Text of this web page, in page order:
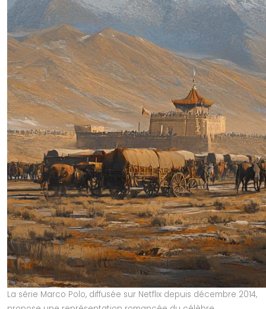
La série Marco Polo, diffusée sur Netflix depuis décembre 2014,